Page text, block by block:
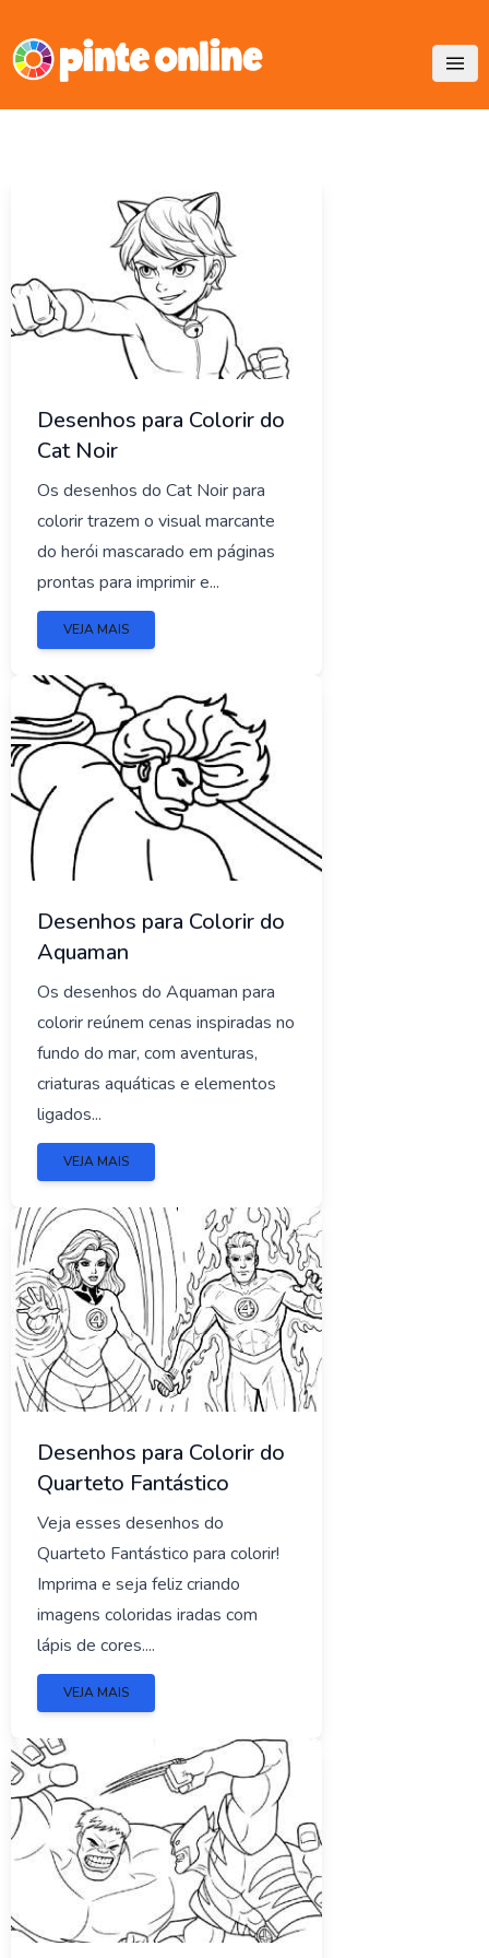
content
Desenhos para Colorir do
Cat Noir
Os desenhos do Cat Noir para
colorir trazem o visual marcante
do herói mascarado em páginas
prontas para imprimir e...
VEJA MAIS
Desenhos para Colorir do
Aquaman
Os desenhos do Aquaman para
colorir reúnem cenas inspiradas no
fundo do mar, com aventuras,
criaturas aquáticas e elementos
ligados...
VEJA MAIS
Desenhos para Colorir do
Quarteto Fantástico
Veja esses desenhos do
Quarteto Fantástico para colorir!
Imprima e seja feliz criando
imagens coloridas iradas com
lápis de cores....
VEJA MAIS